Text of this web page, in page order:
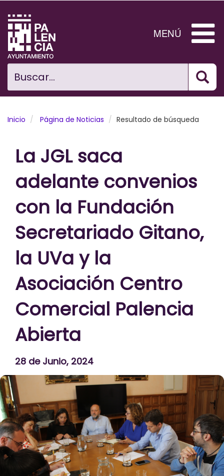
contenido
principal
Buscar...
MENÚ
Ciudad
El Ayuntamiento
Noticias
Areas municipales
Tramita
Inicio Página de Noticias Resultado de búsqueda
La JGL saca
adelante convenios
con la Fundación
Secretariado Gitano,
la UVa y la
Asociación Centro
Comercial Palencia
Abierta
28 de Junio, 2024